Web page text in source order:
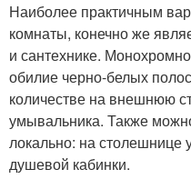
Наиболее практичным
комнаты, конечно же
и сантехнике.
обилие черно-белых
количестве на внешнюю
умывальника. Также
локально: на столешнице
душевой кабинки.